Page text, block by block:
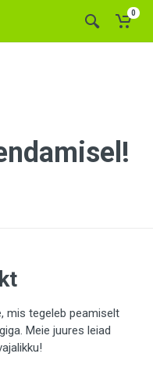
0
mis tegeleb peamiselt
Meie juures leiad